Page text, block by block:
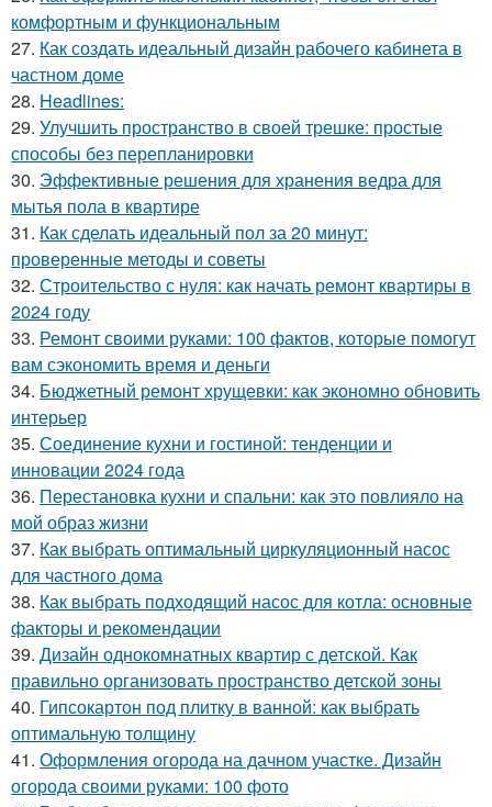
комфортным и функциональным
27. Как создать идеальный дизайн рабочего кабинета в
частном доме
28. Headlines:
29. Улучшить пространство в своей трешке: простые
способы без перепланировки
30. Эффективные решения для хранения ведра для
мытья пола в квартире
31. Как сделать идеальный пол за 20 минут:
проверенные методы и советы
32. Строительство с нуля: как начать ремонт квартиры в
2024 году
33. Ремонт своими руками: 100 фактов, которые помогут
вам сэкономить время и деньги
34. Бюджетный ремонт хрущевки: как экономно обновить
интерьер
35. Соединение кухни и гостиной: тенденции и
инновации 2024 года
36. Перестановка кухни и спальни: как это повлияло на
мой образ жизни
37. Как выбрать оптимальный циркуляционный насос
для частного дома
38. Как выбрать подходящий насос для котла: основные
факторы и рекомендации
39. Дизайн однокомнатных квартир с детской. Как
правильно организовать пространство детской зоны
40. Гипсокартон под плитку в ванной: как выбрать
оптимальную толщину
41. Оформления огорода на дачном участке. Дизайн
огорода своими руками: 100 фото